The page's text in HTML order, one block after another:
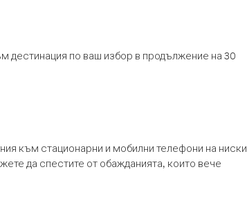
дестинация по ваш избор в продължение на 30
към стационарни и мобилни телефони на ниски
да спестите от обажданията, които вече